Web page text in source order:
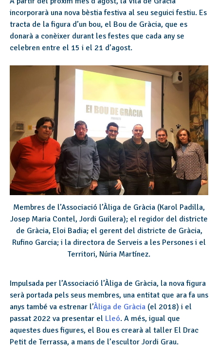
incorporarà una nova bèstia festiva al seu seguici festiu. Es
tracta de la figura d’un bou, el Bou de Gràcia, que es
donarà a conèixer durant les festes que cada any se
celebren entre el 15 i el 21 d’agost.
Membres de l’Associació l’Àliga de Gràcia (Karol Padilla,
Josep Maria Contel, Jordi Guilera); el regidor del districte
de Gràcia, Eloi Badia; el gerent del districte de Gràcia,
Rufino Garcia; i la directora de Serveis a les Persones i el
Territori, Núria Martínez.
Impulsada per l’Associació l’Àliga de Gràcia, la nova figura
serà portada pels seus membres, una entitat que ara fa uns
anys també va estrenar l’Àliga de Gràcia (el 2018) i el
passat 2022 va presentar el Lleó. A més, igual que
aquestes dues figures, el Bou es crearà al taller El Drac
Petit de Terrassa, a mans de l’escultor Jordi Grau.